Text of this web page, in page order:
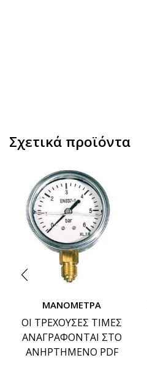
Σχετικά προϊόντα
ΜΑΝΟΜΕΤΡΑ
ΟΙ ΤΡΕΧΟΥΣΕΣ ΤΙΜΕΣ
ΑΝΑΓΡΑΦΟΝΤΑΙ ΣΤΟ
ΑΝΗΡΤΗΜΕΝΟ PDF